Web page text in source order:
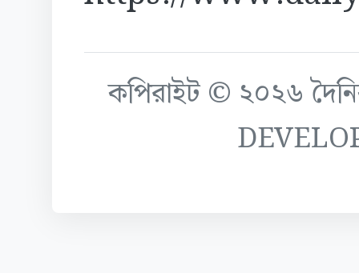
কপিরাইট © ২০২৬